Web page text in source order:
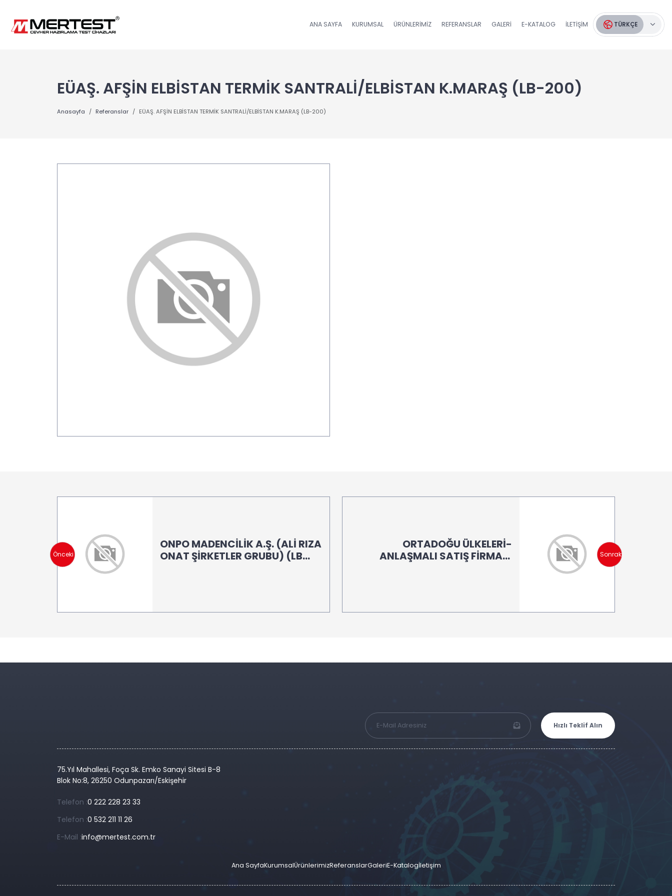
ANA SAYFA KURUMSAL ÜRÜNLERIMIZ REFERANSLAR GALERI E-KATALOG İLETIŞIM TÜRKÇE
EÜAŞ. AFŞİN ELBİSTAN TERMİK SANTRALİ/ELBİSTAN K.MARAŞ (LB-200)
Anasayfa Referanslar EÜAŞ. AFŞİN ELBİSTAN TERMİK SANTRALİ/ELBİSTAN K.MARAŞ (LB-200)
Önceki
ONPO MADENCİLİK A.Ş. (ALİ RIZA
ONAT ŞİRKETLER GRUBU) (LB
ORTADOĞU ÜLKELERİ-
ANLAŞMALI SATIŞ FİRMASI
Sonraki
Hızlı Teklif Alın
75.Yıl Mahallesi, Foça Sk. Emko Sanayi Sitesi B-8
Blok No:8, 26250 Odunpazarı/Eskişehir
Telefon :0 222 228 23 33
Telefon :0 532 211 11 26
E-Mail :info@mertest.com.tr
Ana SayfaKurumsalÜrünlerimizReferanslarGaleriE-Katalogİletişim